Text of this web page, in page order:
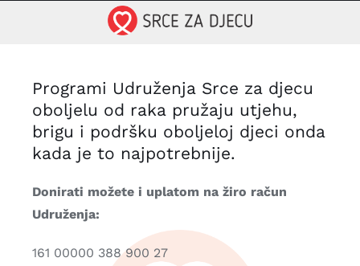
Programi Udruženja Srce za djecu
oboljelu od raka pružaju utjehu,
brigu i podršku oboljeloj djeci onda
kada je to najpotrebnije.
Donirati možete i uplatom na žiro račun
Udruženja:
161 00000 388 900 27